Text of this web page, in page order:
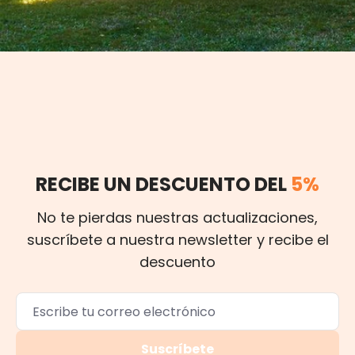
RECIBE UN DESCUENTO DEL 5%
No te pierdas nuestras actualizaciones,
suscríbete a nuestra newsletter y recibe el
descuento
Suscríbete